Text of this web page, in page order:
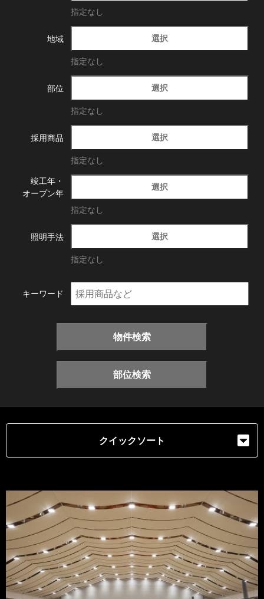
指定なし
地域 選択
指定なし
部位 選択
指定なし
採用商品 選択
指定なし
竣工年・
オープン年
選択
指定なし
照明手法 選択
指定なし
キーワード
物件検索
部位検索
クイックソート